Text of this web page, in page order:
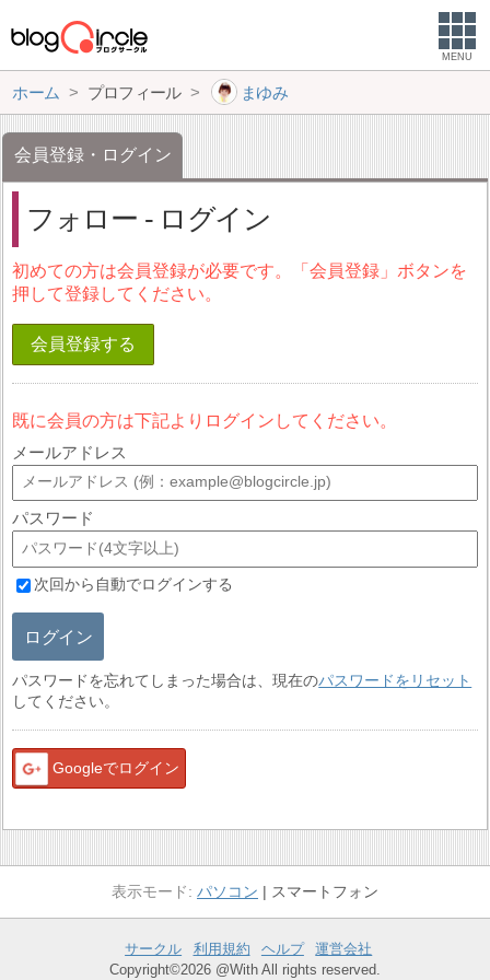
MENU
ホーム プロフィール まゆみ
会員登録・ログイン
フォロー - ログイン
初めての方は会員登録が必要です。「会員登録」ボタンを
押して登録してください。
会員登録する
既に会員の方は下記よりログインしてください。
メールアドレス
パスワード
次回から自動でログインする
ログイン
パスワードを忘れてしまった場合は、現在のパスワードをリセット
してください。
Googleでログイン
パソコン スマートフォン
サークル 利用規約 ヘルプ
運営会社
Copyright©2026 @With All rights reserved.